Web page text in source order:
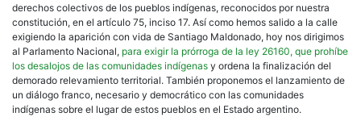
derechos colectivos de los pueblos indígenas, reconocidos por nuestra
constitución, en el artículo 75, inciso 17. Así como hemos salido a la calle
exigiendo la aparición con vida de Santiago Maldonado, hoy nos dirigimos
al Parlamento Nacional, para exigir la prórroga de la ley 26160, que prohíbe
los desalojos de las comunidades indígenas y ordena la finalización del
demorado relevamiento territorial. También proponemos el lanzamiento de
un diálogo franco, necesario y democrático con las comunidades
indígenas sobre el lugar de estos pueblos en el Estado argentino.